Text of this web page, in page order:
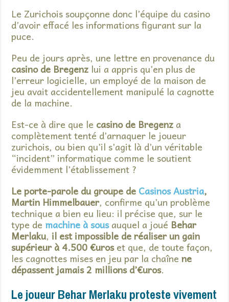
Le Zurichois soupçonne donc l’équipe du casino
d’avoir effacé les informations figurant sur la
puce.
Peu de jours après, une lettre en provenance du
casino de Bregenz lui a appris qu’en plus de
l’erreur logicielle, un employé de la maison de
jeu avait accidentellement manipulé la cagnotte
de la machine.
Est-ce à dire que le casino de Bregenz a
complètement tenté d’arnaquer le joueur
zurichois, ou bien qu’il s’agit là d’un véritable
“incident” informatique comme le soutient
évidemment l’établissement ?
Le porte-parole du groupe de Casinos Austria,
Martin Himmelbauer, confirme qu’un problème
technique a bien eu lieu: il précise que, sur le
type de machine à sousauquel a joué Behar
Merlaku, il est impossible de réaliser un gain
supérieur à 4.500 €uroset que, de toute façon,
les cagnottes mises en jeu par la chaînene
dépassent jamais 2 millions d’€uros.
Le joueur Behar Merlaku proteste vivement